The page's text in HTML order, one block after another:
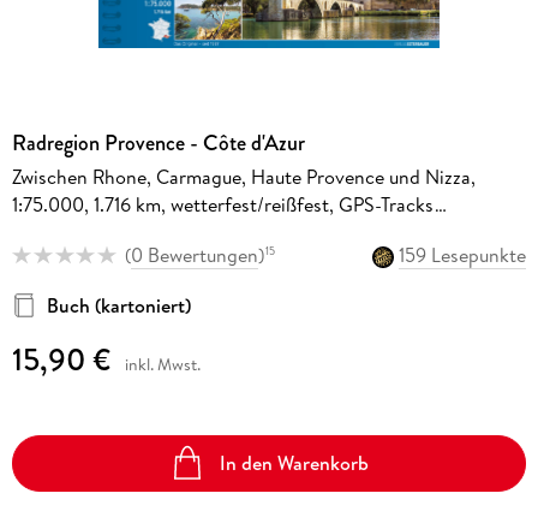
Radregion Provence - Côte d'Azur
Zwischen Rhone, Carmague, Haute Provence und Nizza,
1:75.000, 1.716 km, wetterfest/reißfest, GPS-Tracks
(0 Bewertungen)15
159 Lesepunkte
Buch (kartoniert)
15,90 € inkl. Mwst.
In den Warenkorb